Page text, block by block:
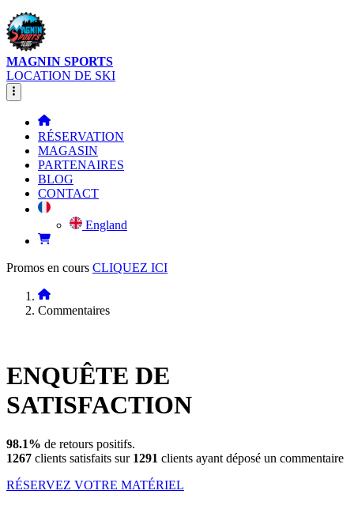
MAGNIN SPORTS
LOCATION DE SKI
RÉSERVATION
MAGASIN
PARTENAIRES
BLOG
CONTACT
England
Promos en cours CLIQUEZ ICI
Commentaires
ENQUÊTE DE
SATISFACTION
98.1% de retours positifs.
1267 clients satisfaits sur 1291 clients ayant déposé un commentaire
RÉSERVEZ VOTRE MATÉRIEL